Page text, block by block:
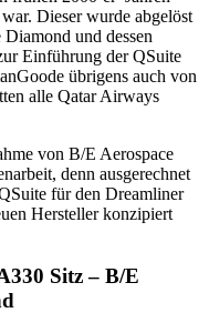
Dieser wurde abgelöst
und dessen
Einführung der QSuite
übrigens auch von
alle Qatar Airways
von B/E Aerospace
denn ausgerechnet
für den Dreamliner
Hersteller konzipiert
Sitz – B/E